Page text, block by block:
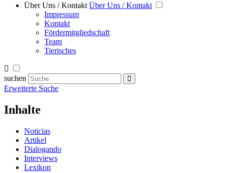
Über Uns / Kontakt Über Uns / Kontakt
Impressum
Kontakt
Fördermitgliedschaft
Team
Tierisches
suchen
Erweiterte Suche
Inhalte
Noticias
Artikel
Dialogando
Interviews
Lexikon